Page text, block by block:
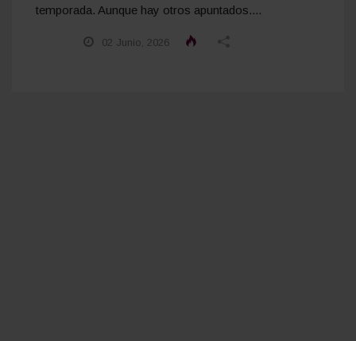
temporada. Aunque hay otros apuntados....
02 Junio, 2026